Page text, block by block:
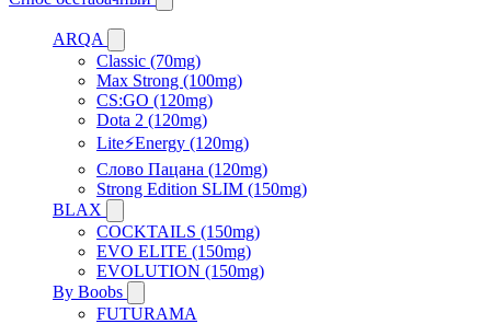
ARQA
Classic (70mg)
Max Strong (100mg)
CS:GO (120mg)
Dota 2 (120mg)
Lite⚡Energy (120mg)
Слово Пацана (120mg)
Strong Edition SLIM (150mg)
BLAX
COCKTAILS (150mg)
EVO ELITE (150mg)
EVOLUTION (150mg)
By Boobs
FUTURAMA